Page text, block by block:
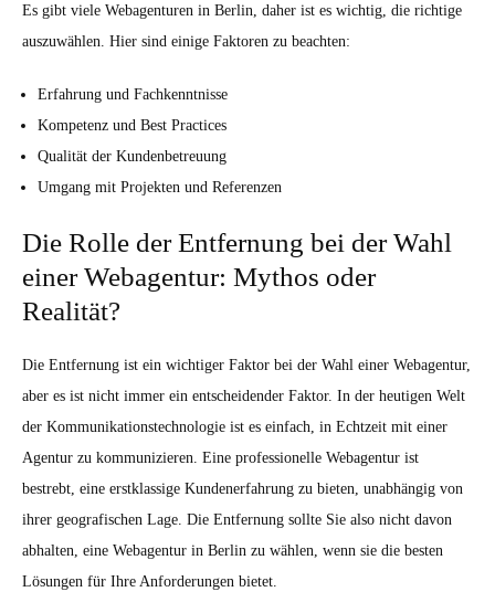
Es gibt viele Webagenturen in Berlin, daher ist es wichtig, die richtige
auszuwählen. Hier sind einige Faktoren zu beachten:
Erfahrung und Fachkenntnisse
Kompetenz und Best Practices
Qualität der Kundenbetreuung
Umgang mit Projekten und Referenzen
Die Rolle der Entfernung bei der Wahl
einer Webagentur: Mythos oder
Realität?
Die Entfernung ist ein wichtiger Faktor bei der Wahl einer Webagentur,
aber es ist nicht immer ein entscheidender Faktor. In der heutigen Welt
der Kommunikationstechnologie ist es einfach, in Echtzeit mit einer
Agentur zu kommunizieren. Eine professionelle Webagentur ist
bestrebt, eine erstklassige Kundenerfahrung zu bieten, unabhängig von
ihrer geografischen Lage. Die Entfernung sollte Sie also nicht davon
abhalten, eine Webagentur in Berlin zu wählen, wenn sie die besten
Lösungen für Ihre Anforderungen bietet.